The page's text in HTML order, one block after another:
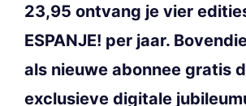
23,95 ontvang je vier
ESPANJE! per jaar.
als nieuwe abonnee gratis
exclusieve digitale